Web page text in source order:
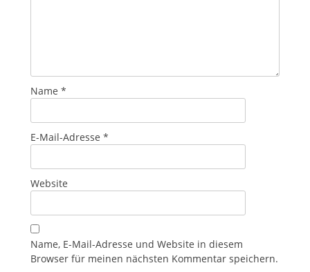
Name *
E-Mail-Adresse *
Website
Name, E-Mail-Adresse und Website in diesem
Browser für meinen nächsten Kommentar speichern.